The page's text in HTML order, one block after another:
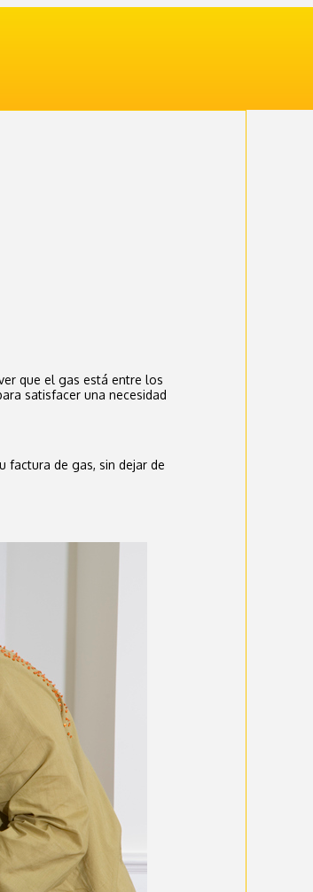
que el gas está entre los
satisfacer una necesidad
factura de gas, sin dejar de